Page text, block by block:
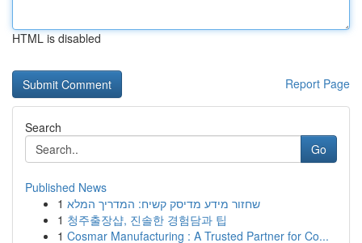
HTML is disabled
Report Page
Search
Go
Published News
1 שחזור מידע מדיסק קשיח: המדריך המלא
1 청주출장샵, 진솔한 경험담과 팁
1 Cosmar Manufacturing : A Trusted Partner for Co...